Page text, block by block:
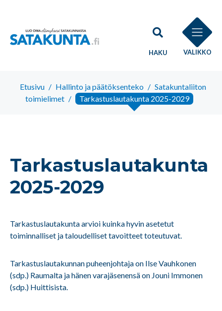
HAKU VALIKKO
Etusivu / Hallinto ja päätöksenteko / Satakuntaliiton
toimielimet / Tarkastuslautakunta 2025-2029
Tarkastuslautakunta
2025-2029
Tarkastuslautakunta arvioi kuinka hyvin asetetut
toiminnalliset ja taloudelliset tavoitteet toteutuvat.
Tarkastuslautakunnan puheenjohtaja on Ilse Vauhkonen
(sdp.) Raumalta ja hänen varajäsenensä on Jouni Immonen
(sdp.) Huittisista.